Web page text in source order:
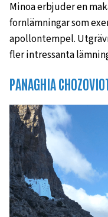
Minoa erbjuder en
fornlämningar som
apollontempel.
fler intressanta
PANAGHIA